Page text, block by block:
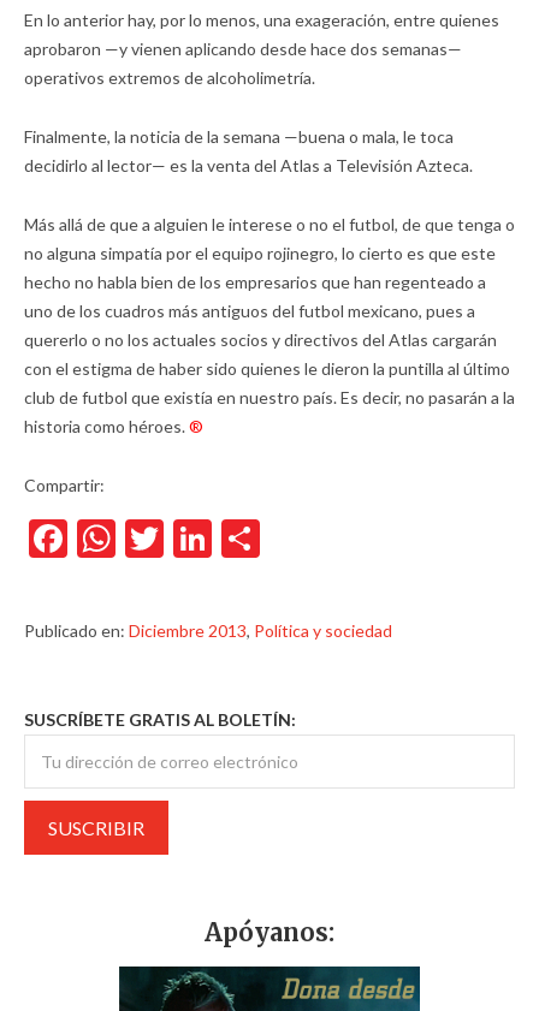
En lo anterior hay, por lo menos, una exageración, entre quienes
aprobaron —y vienen aplicando desde hace dos semanas—
operativos extremos de alcoholimetría.
Finalmente, la noticia de la semana —buena o mala, le toca
decidirlo al lector— es la venta del Atlas a Televisión Azteca.
Más allá de que a alguien le interese o no el futbol, de que tenga o
no alguna simpatía por el equipo rojinegro, lo cierto es que este
hecho no habla bien de los empresarios que han regenteado a
uno de los cuadros más antiguos del futbol mexicano, pues a
quererlo o no los actuales socios y directivos del Atlas cargarán
con el estigma de haber sido quienes le dieron la puntilla al último
club de futbol que existía en nuestro país. Es decir, no pasarán a la
historia como héroes.®
Compartir:
Facebook
WhatsApp
TwitterLinkedIn
Publicado en: Diciembre 2013, Política y sociedad
SUSCRÍBETE GRATIS AL BOLETÍN:
Apóyanos: